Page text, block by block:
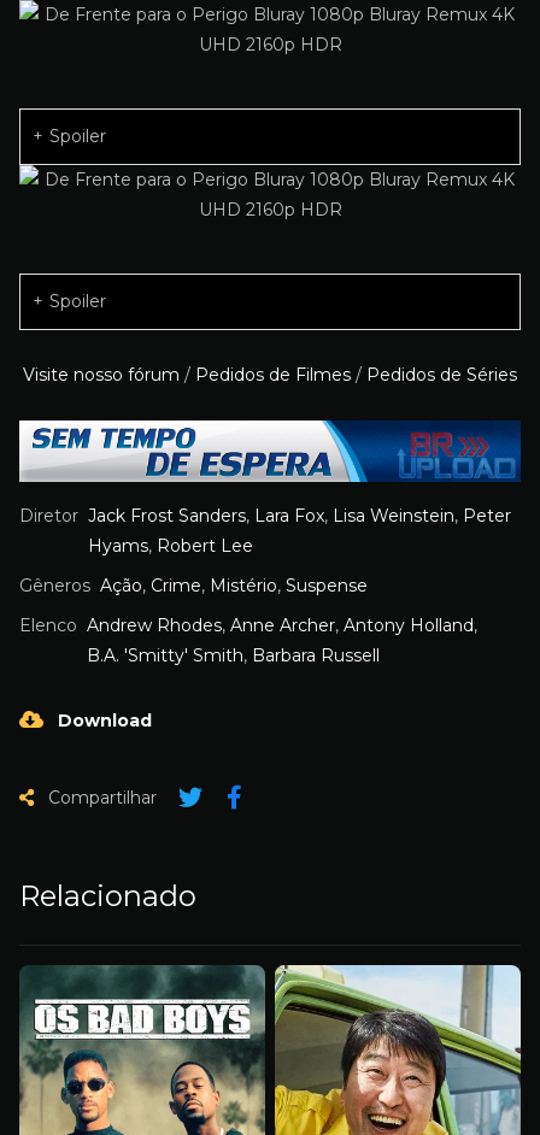
Spoiler
Spoiler
Visite nosso fórum / Pedidos de Filmes / Pedidos de Séries
Diretor Jack Frost Sanders, Lara Fox, Lisa Weinstein, Peter
Hyams, Robert Lee
Gêneros Ação, Crime, Mistério, Suspense
Elenco Andrew Rhodes, Anne Archer, Antony Holland,
B.A. 'Smitty' Smith, Barbara Russell
Download
Compartilhar
Relacionado